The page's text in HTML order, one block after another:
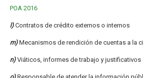
POA 2016
l) Contratos de crédito externos o internos
m)Mecanismos de rendición de cuentas a la
n)Viáticos, informes de trabajo y justificativos